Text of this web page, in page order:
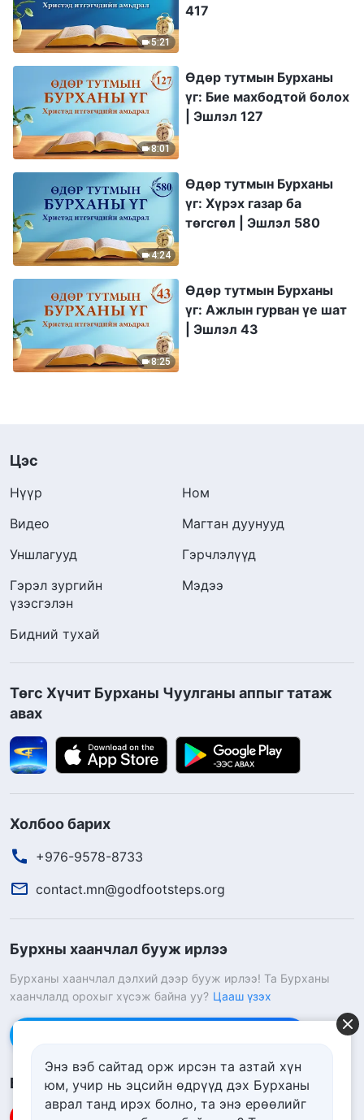
5:21
417
8:01
Өдөр тутмын Бурханы
үг: Бие махбодтой болох
| Эшлэл 127
4:24
Өдөр тутмын Бурханы
үг: Хүрэх газар ба
төгсгөл | Эшлэл 580
8:25
Өдөр тутмын Бурханы
үг: Ажлын гурван үе шат
| Эшлэл 43
Цэс
Нүүр
Ном
Видео
Магтан дуунууд
Уншлагууд
Гэрчлэлүүд
Гэрэл зургийн
үзэсгэлэн
Мэдээ
Бидний тухай
Төгс Хүчит Бурханы Чуулганы аппыг татаж
авах
Холбоо барих
+976-9578-8733
contact.mn@godfootsteps.org
Бурхны хаанчлал бууж ирлээ
Бурханы хаанчлал дэлхий дээр бууж ирлээ! Та Бурханы
хаанчлалд орохыг хүсэж байна уу? Цааш үзэх
Биднийг дагах
Энэ вэб сайтад орж ирсэн та азтай хүн
юм, учир нь эцсийн өдрүүд дэх Бурханы
аврал танд ирэх болно, та энэ ерѳѳлийг